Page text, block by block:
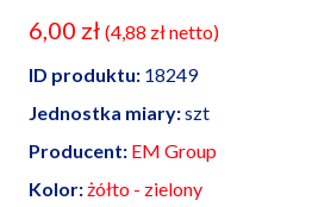
6,00 zł (4,88 złnetto)
ID produktu: 18249
Jednostka miary:szt
Producent: EM Group
Kolor:żółto - zielony